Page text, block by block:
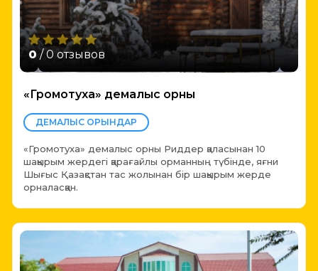
0 / 0 отзывов
«Громотуха» демалыс орны
ДЕМАЛЫС ОРЫНДАР
«Громотуха» демалыс орны Риддер қаласынан 10
шақырым жердегі қарағайлы орманның түбінде, яғни
Шығыс Қазақстан тас жолынан бір шақырым жерде
орналасқан.